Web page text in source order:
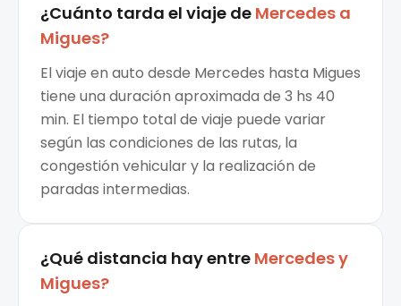
¿Cuánto tarda el viaje de Mercedes a
Migues?
El viaje en auto desde Mercedes hasta Migues
tiene una duración aproximada de 3 hs 40
min. El tiempo total de viaje puede variar
según las condiciones de las rutas, la
congestión vehicular y la realización de
paradas intermedias.
¿Qué distancia hay entre Mercedesy
Migues?